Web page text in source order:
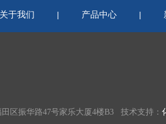
关于我们 | 产品中心 |
区振华路47号家乐大厦4楼B3 技术支持：